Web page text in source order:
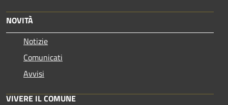
NOVITÀ
Notizie
Comunicati
Avvisi
VIVERE IL COMUNE